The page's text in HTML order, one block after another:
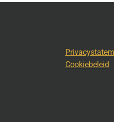
Cookiebeleid